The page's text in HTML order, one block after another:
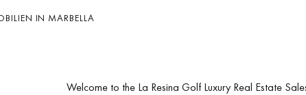
IN MARBELLA
Welcome to the La Resina Golf Luxury Real Estate